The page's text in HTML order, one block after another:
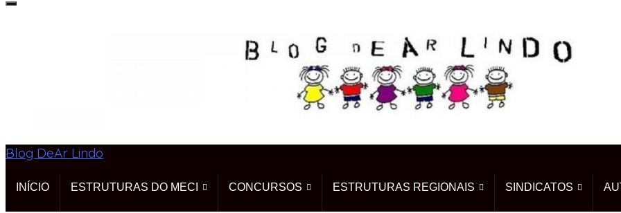
Blog DeAr Lindo
INÍCIO ESTRUTURAS DO MECI CONCURSOS ESTRUTURAS REGIONAIS SINDICATOS